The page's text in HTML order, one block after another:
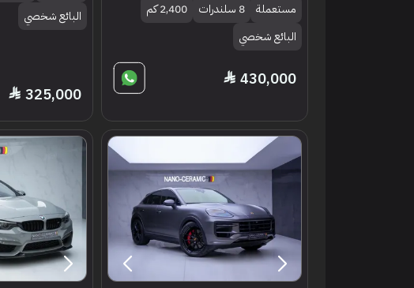
مستعملة 8 سلندرات
2,400 كم
البائع شخصي
430,000
البائع شخصي
325,000